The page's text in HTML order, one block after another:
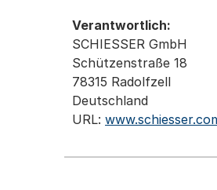
Verantwortlich:
SCHIESSER GmbH
Schützenstraße 18
78315 Radolfzell
Deutschland
URL: